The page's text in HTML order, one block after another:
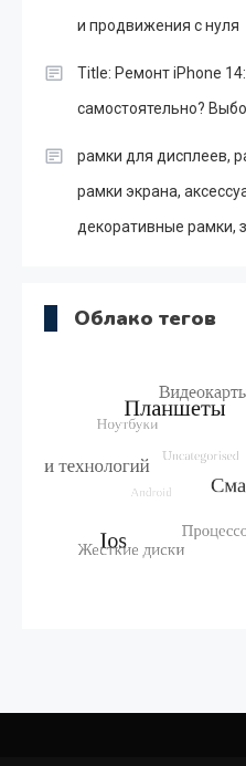
и продвижения с нуля
Title: Ремонт iPhone
самостоятельно?
рамки для дисплеев,
рамки экрана,
декоративные рамки,
Облако тегов